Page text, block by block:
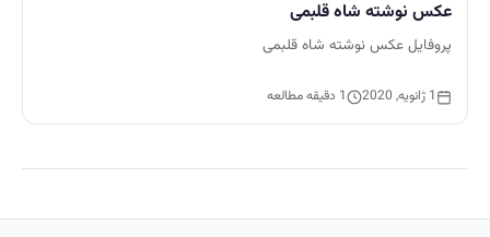
عکس نوشته شاه قلبمی
پروفایل عکس نوشته شاه قلبمی
1 ژانویه, 2020 1 دقیقه مطالعه